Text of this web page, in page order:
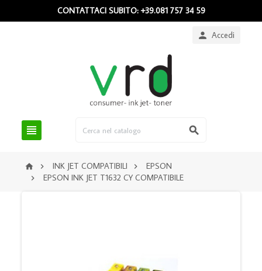
CONTATTACI SUBITO: +39.081 757 34 59
 Accedi
 
  INK JET COMPATIBILI  EPSON
 EPSON INK JET T1632 CY COMPATIBILE